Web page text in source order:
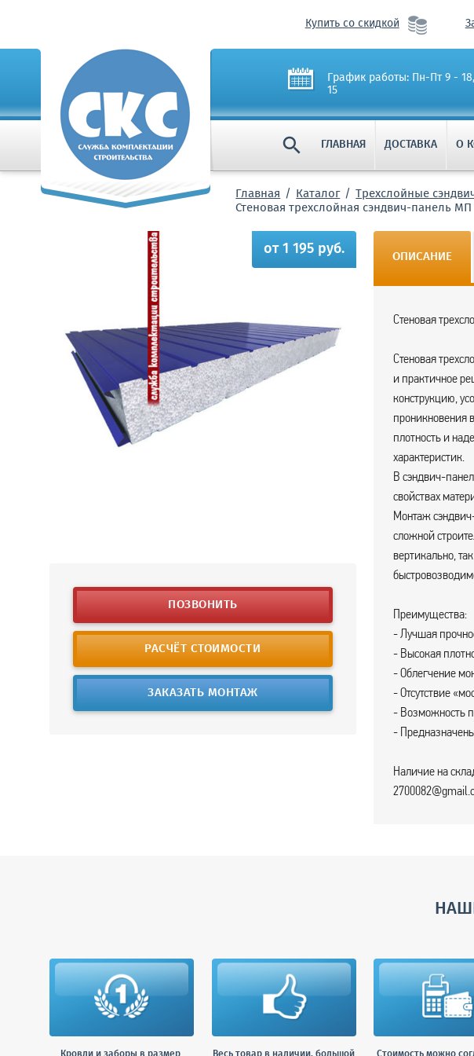
Купить со скидкой
График работы: Пн-Пт 9 -
15
 ГЛАВНАЯ ДОСТАВКА О
Главная Каталог Трехслойные
Стеновая трехслойная сэндвич-панель
от 1 195 руб.
ПОЗВОНИТЬ
РАСЧЁТ СТОИМОСТИ
ЗАКАЗАТЬ МОНТАЖ
ОПИСАНИЕ
Стеновая
Стеновая
и практичное
конструкцию,
проникновения
плотность и
характеристик.
В сэндвич-
свойствах
Монтаж
сложной
вертикально,
Преимущества:
- Лучшая
- Высокая
- Облегчение
- Отсутствие
- Возможность
-
Наличие на